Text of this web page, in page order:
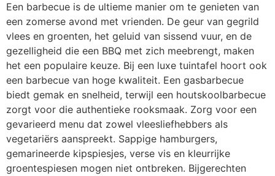
Een barbecue is de ultieme manier om te genieten van
een zomerse avond met vrienden. De geur van gegrild
vlees en groenten, het geluid van sissend vuur, en de
gezelligheid die een BBQ met zich meebrengt, maken
het een populaire keuze. Bij een luxe tuintafel hoort ook
een barbecue van hoge kwaliteit. Een gasbarbecue
biedt gemak en snelheid, terwijl een houtskoolbarbecue
zorgt voor die authentieke rooksmaak. Zorg voor een
gevarieerd menu dat zowel vleesliefhebbers als
vegetariërs aanspreekt. Sappige hamburgers,
gemarineerde kipspiesjes, verse vis en kleurrijke
groentespiesen mogen niet ontbreken. Bijgerechten